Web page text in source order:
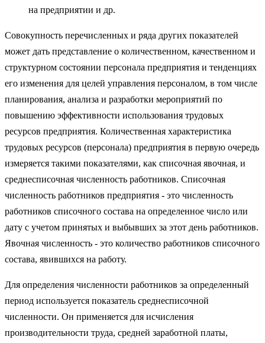
на предприятии и др.
Совокупность перечисленных и ряда других показателей
может дать представление о количественном, качественном и
структурном состоянии персонала предприятия и тенденциях
его изменения для целей управления персоналом, в том числе
планирования, анализа и разработки мероприятий по
повышению эффективности использования трудовых
ресурсов предприятия. Количественная характеристика
трудовых ресурсов (персонала) предприятия в первую очередь
измеряется такими показателями, как списочная явочная, и
среднесписочная численность работников. Списочная
численность работников предприятия - это численность
работников списочного состава на определенное число или
дату с учетом принятых и выбывших за этот день работников.
Явочная численность - это количество работников списочного
состава, явившихся на работу.
Для определения численности работников за определенный
период используется показатель среднесписочной
численности. Он применяется для исчисления
производительности труда, средней заработной платы,